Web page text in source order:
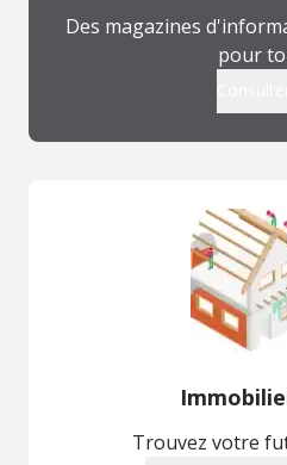
Des magazines
pour
Trouvez votre